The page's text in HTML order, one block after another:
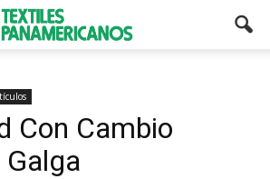
Con Cambio
Galga